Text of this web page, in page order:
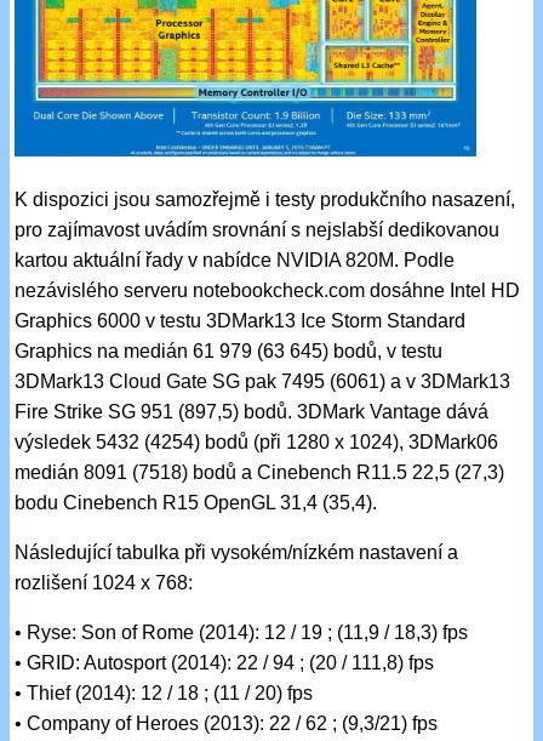
K dispozici jsou samozřejmě i testy produkčního nasazení,
pro zajímavost uvádím srovnání s nejslabší dedikovanou
kartou aktuální řady v nabídce NVIDIA 820M. Podle
nezávislého serveru notebookcheck.com dosáhne Intel HD
Graphics 6000 v testu 3DMark13 Ice Storm Standard
Graphics na medián 61 979 (63 645) bodů, v testu
3DMark13 Cloud Gate SG pak 7495 (6061) a v 3DMark13
Fire Strike SG 951 (897,5) bodů. 3DMark Vantage dává
výsledek 5432 (4254) bodů (při 1280 x 1024), 3DMark06
medián 8091 (7518) bodů a Cinebench R11.5 22,5 (27,3)
bodu Cinebench R15 OpenGL 31,4 (35,4).
Následující tabulka při vysokém/nízkém nastavení a
rozlišení 1024 x 768:
• Ryse: Son of Rome (2014): 12 / 19 ; (11,9 / 18,3) fps
• GRID: Autosport (2014): 22 / 94 ; (20 / 111,8) fps
• Thief (2014): 12 / 18 ; (11 / 20) fps
• Company of Heroes (2013): 22 / 62 ; (9,3/21) fps